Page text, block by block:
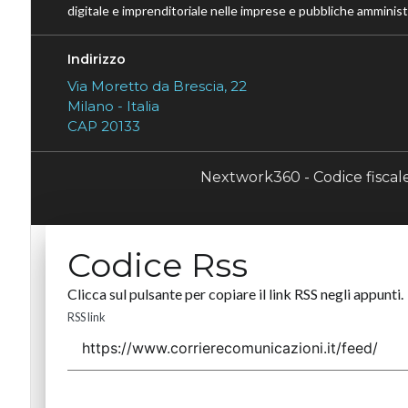
digitale e imprenditoriale nelle imprese e pubbliche
Indirizzo
Via Moretto da Brescia, 22
Milano - Italia
CAP 20133
Nextwork360 - Codice
Codice Rss
Clicca sul pulsante per copiare il link RSS negli appunti.
RSS link